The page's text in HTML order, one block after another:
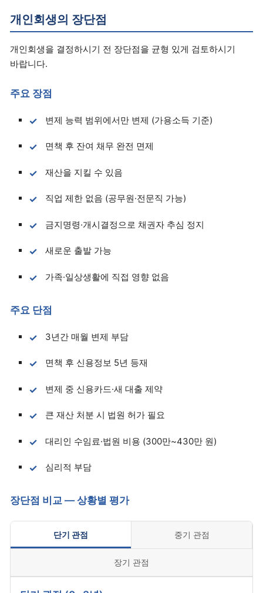
개인회생의 장단점
개인회생을 결정하시기 전 장단점을 균형 있게 검토하시기
바랍니다.
주요 장점
변제 능력 범위에서만 변제 (가용소득 기준)
면책 후 잔여 채무 완전 면제
재산을 지킬 수 있음
직업 제한 없음 (공무원·전문직 가능)
금지명령·개시결정으로 채권자 추심 정지
새로운 출발 가능
가족·일상생활에 직접 영향 없음
주요 단점
3년간 매월 변제 부담
면책 후 신용정보 5년 등재
변제 중 신용카드·새 대출 제약
큰 재산 처분 시 법원 허가 필요
대리인 수임료·법원 비용 (300만~430만 원)
심리적 부담
장단점 비교 — 상황별 평가
단기 관점 중기 관점
장기 관점